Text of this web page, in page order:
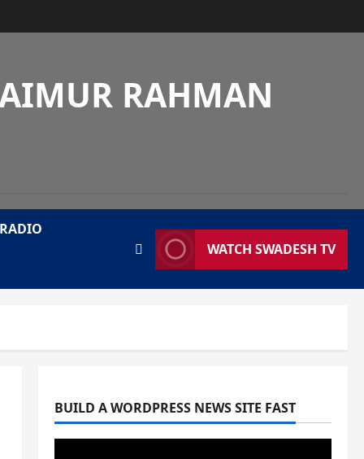
RAHMAN
WATCH SWADESH TV
BUILD A WORDPRESS NEWS SITE FAST
Entertainment National News
বিজয় দিবসে ৭১ মিডিয়া ভিশন গুণীজন